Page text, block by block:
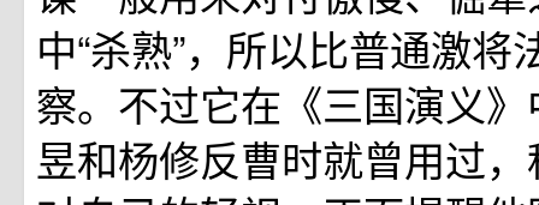
中“杀熟”，所以比普通激将
察。不过它在《三国演义
昱和杨修反曹时就曾用过